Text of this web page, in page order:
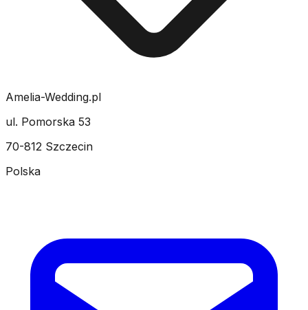
Amelia-Wedding.pl
ul. Pomorska 53
70-812 Szczecin
Polska